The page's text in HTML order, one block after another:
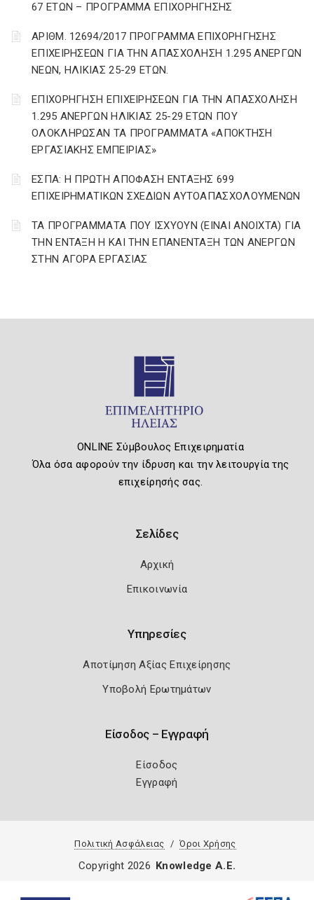
67 ΕΤΩΝ – ΠΡΟΓΡΑΜΜΑ ΕΠΙΧΟΡΗΓΗΣΗΣ
ΑΡΙΘΜ. 12694/2017 ΠΡΟΓΡΑΜΜΑ ΕΠΙΧΟΡΗΓΗΣΗΣ
ΕΠΙΧΕΙΡΗΣΕΩΝ ΓΙΑ ΤΗΝ ΑΠΑΣΧΟΛΗΣΗ 1.295 ΑΝΕΡΓΩΝ
ΝΕΩΝ, ΗΛΙΚΙΑΣ 25-29 ΕΤΩΝ.
ΕΠΙΧΟΡΗΓΗΣΗ ΕΠΙΧΕΙΡΗΣΕΩΝ ΓΙΑ ΤΗΝ ΑΠΑΣΧΟΛΗΣΗ
1.295 ΑΝΕΡΓΩΝ ΗΛΙΚΙΑΣ 25-29 ΕΤΩΝ ΠΟΥ
ΟΛΟΚΛΗΡΩΣΑΝ ΤΑ ΠΡΟΓΡΑΜΜΑΤΑ «ΑΠΟΚΤΗΣΗ
ΕΡΓΑΣΙΑΚΗΣ ΕΜΠΕΙΡΙΑΣ»
ΕΣΠΑ: Η ΠΡΩΤΗ ΑΠΟΦΑΣΗ ΕΝΤΑΞΗΣ 699
ΕΠΙΧΕΙΡΗΜΑΤΙΚΩΝ ΣΧΕΔΙΩΝ ΑΥΤΟΑΠΑΣΧΟΛΟΥΜΕΝΩΝ
ΤΑ ΠΡΟΓΡΑΜΜΑΤΑ ΠΟΥ ΙΣΧΥΟΥΝ (ΕΙΝΑΙ ΑΝΟΙΧΤΑ) ΓΙΑ
ΤΗΝ ΕΝΤΑΞΗ Η ΚΑΙ ΤΗΝ ΕΠΑΝΕΝΤΑΞΗ ΤΩΝ ΑΝΕΡΓΩΝ
ΣΤΗΝ ΑΓΟΡΑ ΕΡΓΑΣΙΑΣ
ONLINE Σύμβουλος Επιχειρηματία
Όλα όσα αφορούν την ίδρυση και την λειτουργία της
επιχείρησής σας.
Σελίδες
Αρχική
Επικοινωνία
Υπηρεσίες
Αποτίμηση Αξίας Επιχείρησης
Υποβολή Ερωτημάτων
Είσοδος – Εγγραφή
Είσοδος
Εγγραφή
Πολιτική Ασφάλειας Όροι Χρήσης
Copyright 2026 Knowledge A.E.